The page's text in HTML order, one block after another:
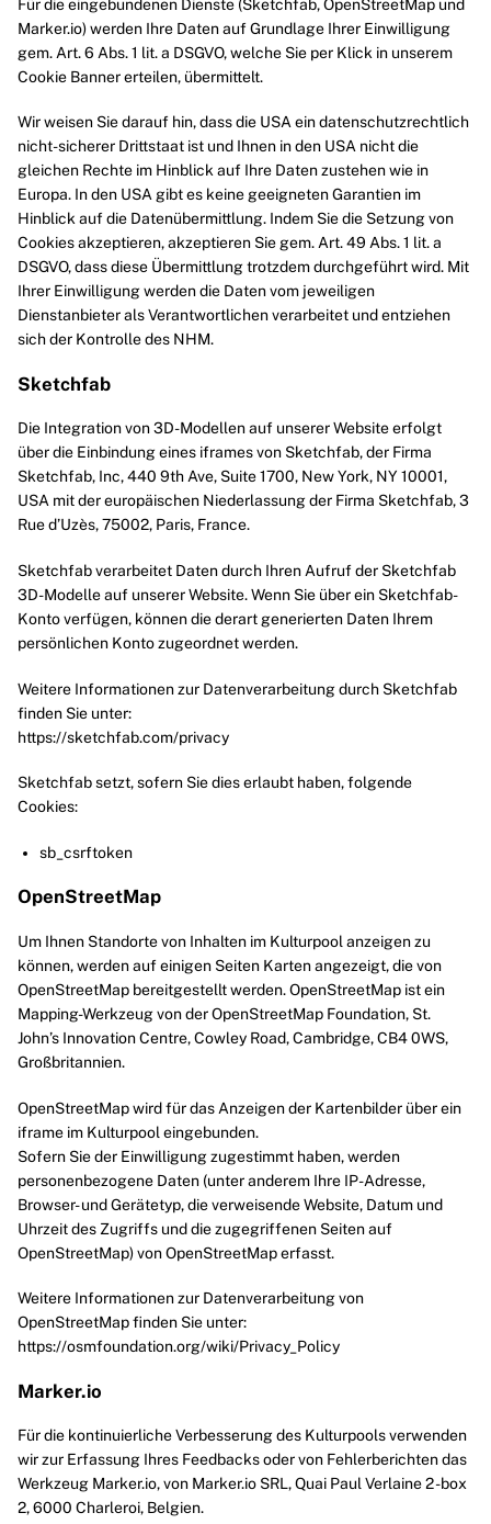
Für die eingebundenen Dienste (Sketchfab, OpenStreetMap und
Marker.io) werden Ihre Daten auf Grundlage Ihrer Einwilligung
gem. Art. 6 Abs. 1 lit. a DSGVO, welche Sie per Klick in unserem
Cookie Banner erteilen, übermittelt.
Wir weisen Sie darauf hin, dass die USA ein datenschutzrechtlich
nicht-sicherer Drittstaat ist und Ihnen in den USA nicht die
gleichen Rechte im Hinblick auf Ihre Daten zustehen wie in
Europa. In den USA gibt es keine geeigneten Garantien im
Hinblick auf die Datenübermittlung. Indem Sie die Setzung von
Cookies akzeptieren, akzeptieren Sie gem. Art. 49 Abs. 1 lit. a
DSGVO, dass diese Übermittlung trotzdem durchgeführt wird. Mit
Ihrer Einwilligung werden die Daten vom jeweiligen
Dienstanbieter als Verantwortlichen verarbeitet und entziehen
sich der Kontrolle des NHM.
Sketchfab
Die Integration von 3D-Modellen auf unserer Website erfolgt
über die Einbindung eines iframes von Sketchfab, der Firma
Sketchfab, Inc, 440 9th Ave, Suite 1700, New York, NY 10001,
USA mit der europäischen Niederlassung der Firma Sketchfab, 3
Rue d’Uzès, 75002, Paris, France.
Sketchfab verarbeitet Daten durch Ihren Aufruf der Sketchfab
3D-Modelle auf unserer Website. Wenn Sie über ein Sketchfab-
Konto verfügen, können die derart generierten Daten Ihrem
persönlichen Konto zugeordnet werden.
Weitere Informationen zur Datenverarbeitung durch Sketchfab
finden Sie unter:
https://sketchfab.com/privacy
Sketchfab setzt, sofern Sie dies erlaubt haben, folgende
Cookies:
sb_csrftoken
OpenStreetMap
Um Ihnen Standorte von Inhalten im Kulturpool anzeigen zu
können, werden auf einigen Seiten Karten angezeigt, die von
OpenStreetMap bereitgestellt werden. OpenStreetMap ist ein
Mapping-Werkzeug von der OpenStreetMap Foundation, St.
John’s Innovation Centre, Cowley Road, Cambridge, CB4 0WS,
Großbritannien.
OpenStreetMap wird für das Anzeigen der Kartenbilder über ein
iframe im Kulturpool eingebunden.
Sofern Sie der Einwilligung zugestimmt haben, werden
personenbezogene Daten (unter anderem Ihre IP-Adresse,
Browser- und Gerätetyp, die verweisende Website, Datum und
Uhrzeit des Zugriffs und die zugegriffenen Seiten auf
OpenStreetMap) von OpenStreetMap erfasst.
Weitere Informationen zur Datenverarbeitung von
OpenStreetMap finden Sie unter:
https://osmfoundation.org/wiki/Privacy_Policy
Marker.io
Für die kontinuierliche Verbesserung des Kulturpools verwenden
wir zur Erfassung Ihres Feedbacks oder von Fehlerberichten das
Werkzeug Marker.io, von Marker.io SRL, Quai Paul Verlaine 2 -box
2, 6000 Charleroi, Belgien.